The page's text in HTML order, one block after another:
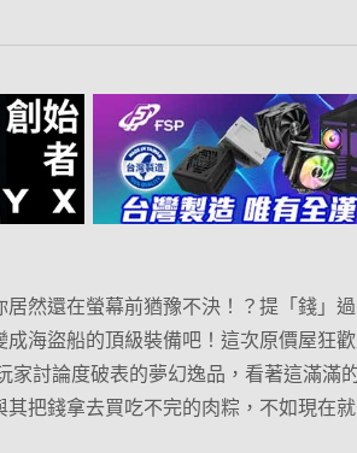
然還在螢幕前猶豫不決！？提「錢」
海盜船的頂級裝備吧！這次原價屋狂
家討論度破表的夢幻逸品，看著這滿滿
把錢拿去買吃不完的肉粽，不如現在